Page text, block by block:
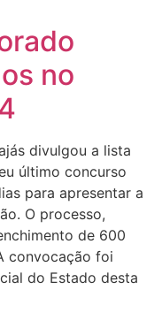
no
divulgou a lista
último concurso
para apresentar a
O processo,
de 600
convocação foi
do Estado desta